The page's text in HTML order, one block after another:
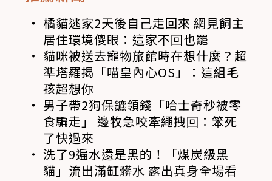
橘貓逃家2天後自己走回來 網見飼主
居住環境傻眼：這家不回也罷
貓咪被送去寵物旅館時在想什麼？超
準塔羅揭「喵皇內心OS」：這組毛
孩超想你
男子帶2狗保鑣領錢「哈士奇秒被零
食騙走」 邊牧急咬牽繩拽回：笨死
了快過來
洗了9遍水還是黑的！「煤炭級黑
貓」流出滿缸髒水 露出真身全場看